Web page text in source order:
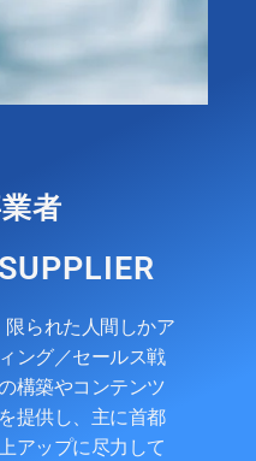
者
限られた人間しかア
ング／セールス戦
構築やコンテンツ
提供し、主に首都
アップに尽力して